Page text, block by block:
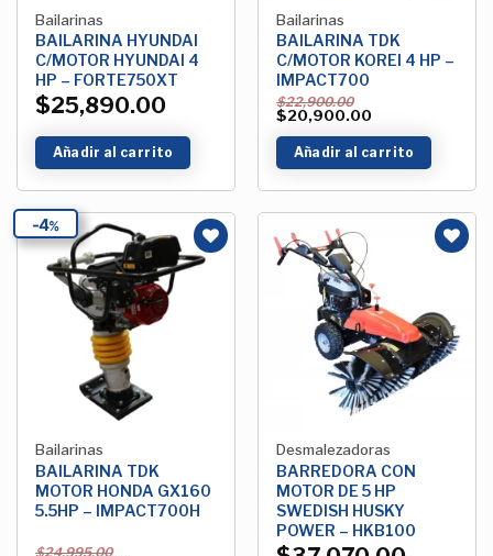
Bailarinas
BAILARINA HYUNDAI
C/MOTOR HYUNDAI 4
HP – FORTE750XT
$25,890.00
Añadir al carrito
Bailarinas
BAILARINA TDK
C/MOTOR KOREI 4 HP –
IMPACT700
$22,900.00
$20,900.00
Añadir al carrito
4%
Bailarinas
BAILARINA TDK
MOTOR HONDA GX160
5.5HP – IMPACT700H
$24,995.00
Lista de
deseos
Desmalezadoras
BARREDORA CON
MOTOR DE 5 HP
SWEDISH HUSKY
POWER – HKB100